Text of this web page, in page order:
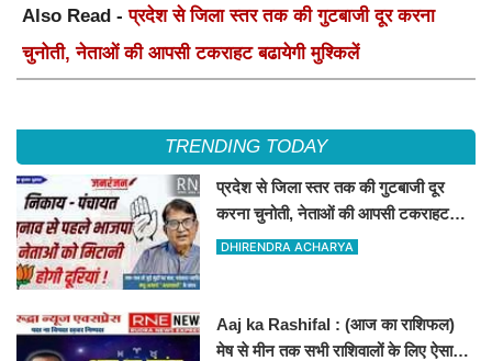
Also Read -प्रदेश से जिला स्तर तक की गुटबाजी दूर करना
चुनोती, नेताओं की आपसी टकराहट बढायेगी मुश्किलें
TRENDING TODAY
प्रदेश से जिला स्तर तक की गुटबाजी दूर
करना चुनोती, नेताओं की आपसी टकराहट
बढायेगी मुश्किलें
DHIRENDRA ACHARYA
Aaj ka Rashifal : (आज का राशिफल)
मेष से मीन तक सभी राशिवालों के लिए ऐसा